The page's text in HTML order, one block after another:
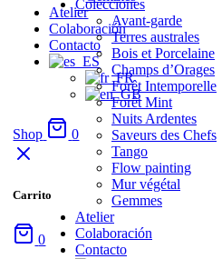
Atelier
Colaboración
Contacto
Shop 0
Carrito
0
Colecciones
Avant-garde
Terres australes
Bois et Porcelaine
Champs d’Orages
Forêt Intemporelle
Forêt Mint
Nuits Ardentes
Saveurs des Chefs
Tango
Flow painting
Mur végétal
Gemmes
Atelier
Colaboración
Contacto